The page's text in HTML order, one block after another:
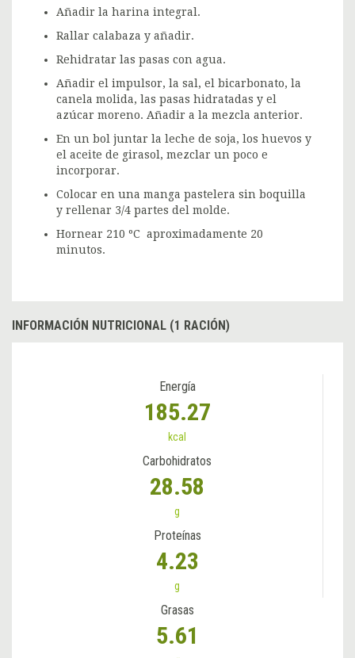
Añadir la harina integral.
Rallar calabaza y añadir.
Rehidratar las pasas con agua.
Añadir el impulsor, la sal, el bicarbonato, la
canela molida, las pasas hidratadas y el
azúcar moreno. Añadir a la mezcla anterior.
En un bol juntar la leche de soja, los huevos y
el aceite de girasol, mezclar un poco e
incorporar.
Colocar en una manga pastelera sin boquilla
y rellenar 3/4 partes del molde.
Hornear 210 ºC aproximadamente 20
minutos.
INFORMACIÓN NUTRICIONAL (1 RACIÓN)
Energía
185.27
kcal
Carbohidratos
28.58
g
Proteínas
4.23
g
Grasas
5.61